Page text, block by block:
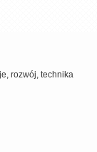
rozwój, technika